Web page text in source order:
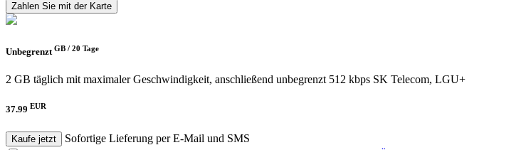
Zahlen Sie mit der Karte
UnbegrenztGB / 20 Tage
2 GB täglich mit maximaler Geschwindigkeit, anschließend unbegrenzt 512 kbps SK Telecom, LGU+
37.99 EUR
Kaufe jetzt
Sofortige Lieferung per E-Mail und SMS